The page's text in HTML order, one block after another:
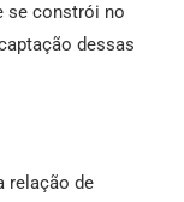
se constrói no
dessas
relação de